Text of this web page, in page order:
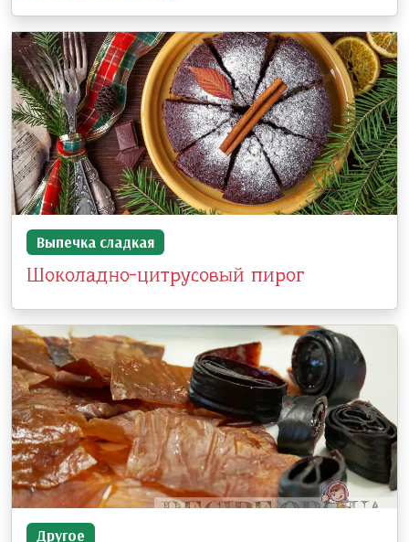
Выпечка сладкая
Шоколадно-цитрусовый пирог
Другое